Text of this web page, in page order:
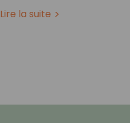
Lire la suite